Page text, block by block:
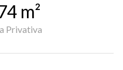
m²
Privativa